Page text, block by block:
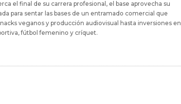
el final de su carrera profesional, el base aprovecha su
para sentar las bases de un entramado comercial que
veganos y producción audiovisual hasta inversiones en
fútbol femenino y críquet.